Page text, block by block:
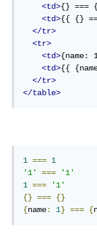
<td>{} ===
<td>{{ {}
</tr>
<tr>
<td>{name:
<td>{{
</tr>
</table>
1 === 1
'1'
=== '1'
1 === '1'
{} === {}
{name: 1} === {